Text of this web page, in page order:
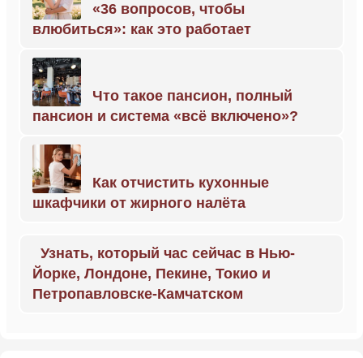
«36 вопросов, чтобы
влюбиться»: как это работает
Что такое пансион, полный
пансион и система «всё включено»?
Как отчистить кухонные
шкафчики от жирного налёта
Узнать, который час сейчас в Нью-
Йорке, Лондоне, Пекине, Токио и
Петропавловске-Камчатском